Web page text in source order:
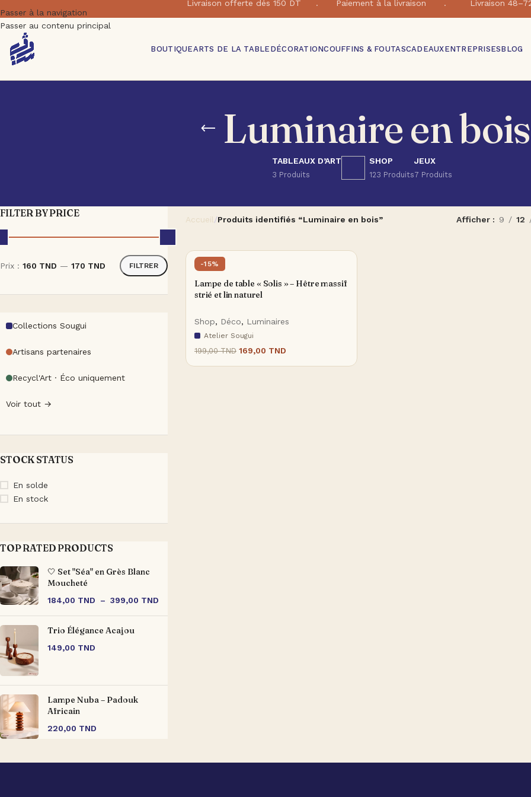
Passer à la navigation
Passer au contenu principal
Livraison offerte dés 150 DT . Paiement à la livraison . Livraison
BOUTIQUEARTS DE LA TABLE DÉCORATIONCOUFFINS & FOUTASCADEAUXENTREPRISESBLOG
Luminaire en bois
TABLEAUX D’ART
3 Produits
SHOP
123 Produits
JEUX
7 Produits
FILTER BY PRICE
FILTRER
Prix : 160 TND — 170 TND
Collections Sougui
Artisans partenaires
Recycl'Art · Éco uniquement
Voir tout →
STOCK STATUS
En solde
En stock
TOP RATED PRODUCTS
🤍 Set "Séa" en Grès Blanc
Moucheté
184,00 TND – 399,00 TND
Trio Élégance Acajou
149,00 TND
Lampe Nuba – Padouk
Africain
220,00 TND
Accueil/Produits identifiés “Luminaire en bois” Afficher 9 12
-15%
Lampe de table « Solis » – Hêtre massif
strié et lin naturel
Shop, Déco, Luminaires
Atelier Sougui
199,00TND 169,00 TND